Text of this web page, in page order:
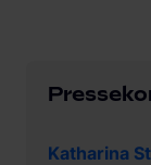
Katharina